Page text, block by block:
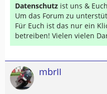
Datenschutz ist uns &
Um das Forum zu
Für Euch ist das nur ein
betreiben! Vielen vielen
mbrII